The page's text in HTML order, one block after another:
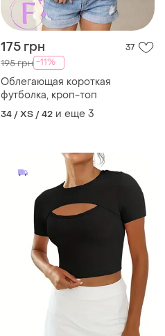
175 грн 37
195 грн -11%
Облегающая короткая
футболка, кроп-топ
34 / XS / 42 и еще 3